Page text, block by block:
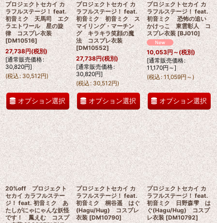
プロジェクトセカイ カ
ラフルステージ！ feat.
初音ミク 天馬司 エク
ラエトワール 星の旋
律 コスプレ衣装
[DM10516]
27,738円(税別)
[通常販売価格:
30,820円]
(税込: 30,512円)
オプション選択
プロジェクトセカイ カ
ラフルステージ！ feat.
初音ミク 初音ミク ス
マイリング・マーチン
グ キラキラ笑顔の魔
法 コスプレ衣装
[DM10552]
27,738円(税別)
[通常販売価格:
30,820円]
(税込: 30,512円)
オプション選択
プロジェクトセカイ カ
ラフルステージ！ feat.
初音ミク 恐怖の追い
かけっこ 東雲彰人 コ
スプレ衣装 [BJ010]
10,053円～ (税別)
[通常販売価格:
11,170円～]
(税込: 11,059円～)
オプション選択
20%off プロジェクト
セカイ カラフルステー
ジ！ feat. 初音ミク あ
たしがにゃにゃんな妖怪
です！ 鳳えむ コスプ
プロジェクトセカイ カ
ラフルステージ！ feat.
初音ミク 桐谷遥 はぐ
(Hagu/Hug) コスプレ
衣装 [DM10790]
プロジェクトセカイ カ
ラフルステージ！ feat.
初音ミク 日野森雫 は
ぐ(Hagu/Hug) コスプ
レ衣装 [DM10792]